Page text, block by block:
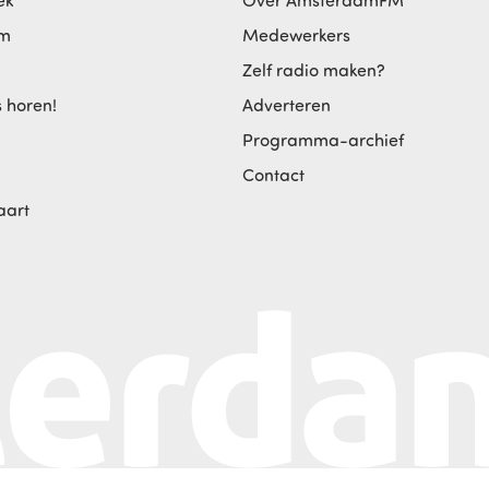
horen!
Medewerkers
Zelf radio maken?
Adverteren
Programma-archief
Contact